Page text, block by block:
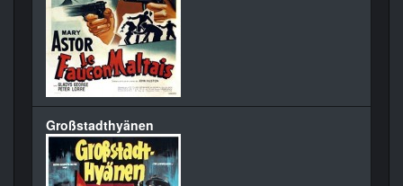
Großstadthyänen